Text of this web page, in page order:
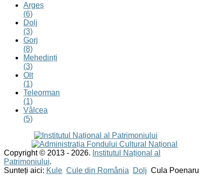
Argeș
(6)
Dolj
(3)
Gorj
(8)
Mehedinți
(3)
Olt
(1)
Teleorman
(1)
Vâlcea
(5)
Copyright © 2013 - 2026. Institutul Național al
Patrimoniului.
Sunteți aici: Kule Cule din România Dolj Cula Poenaru